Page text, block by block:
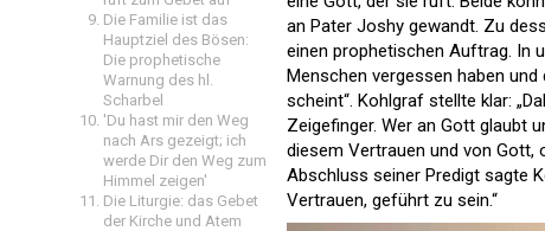
Die Familie ist das
Hauptziel des Bösen:
Die prophetische
Warnung des hl.
Scharbel
'Du hast mir den Weg
nach Ars gezeigt; ich
werde Dir den Weg zum
Himmel zeigen'
Die Liturgie: das Gebet
der Kirche und Atem
an Pater Joshy gewandt. Zu
einen prophetischen Auftrag. In
Menschen vergessen haben
scheint“. Kohlgraf stellte klar:
Zeigefinger. Wer an Gott glaubt
diesem Vertrauen und von Gott,
Abschluss seiner Predigt sagte
Vertrauen, geführt zu sein.“